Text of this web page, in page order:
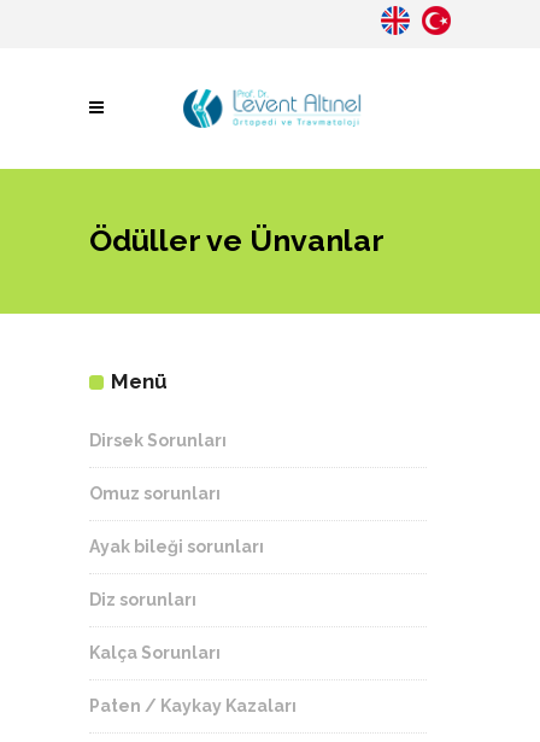
Ödüller ve Ünvanlar
Menü
Dirsek Sorunları
Omuz sorunları
Ayak bileği sorunları
Diz sorunları
Kalça Sorunları
Paten / Kaykay Kazaları